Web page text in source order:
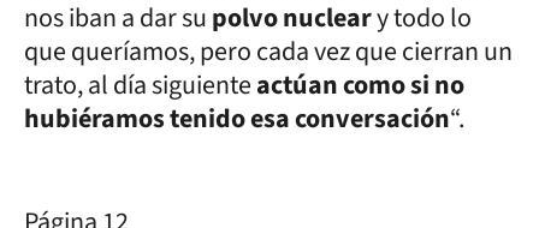
nos iban a dar supolvo nucleary todo lo
que queríamos, pero cada vez que cierran un
trato, al día siguienteactúan como si no
hubiéramos tenido esa conversación“.